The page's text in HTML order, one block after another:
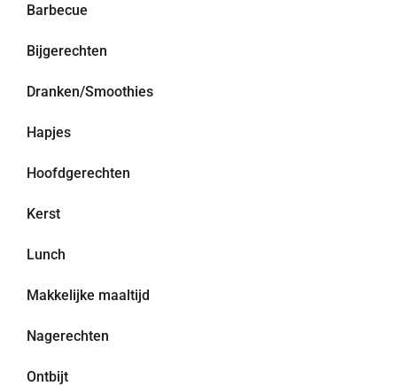
Barbecue
Bijgerechten
Dranken/Smoothies
Hapjes
Hoofdgerechten
Kerst
Lunch
Makkelijke maaltijd
Nagerechten
Ontbijt